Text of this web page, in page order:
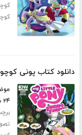
دانلود کتاب پونی
۲۴ صفحه